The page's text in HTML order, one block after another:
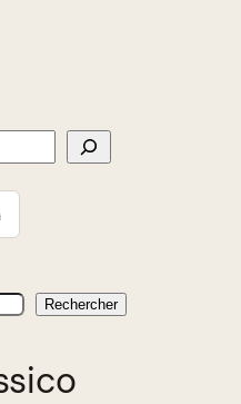
Rechercher